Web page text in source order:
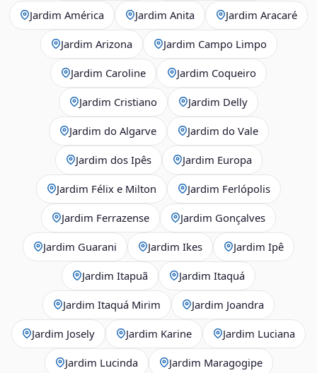
Jardim América Jardim Anita Jardim Aracaré
Jardim Arizona Jardim Campo Limpo
Jardim Caroline Jardim Coqueiro
Jardim Cristiano Jardim Delly
Jardim do Algarve Jardim do Vale
Jardim dos Ipês Jardim Europa
Jardim Félix e Milton Jardim Ferlópolis
Jardim Ferrazense Jardim Gonçalves
Jardim Guarani Jardim Ikes Jardim Ipê
Jardim Itapuã Jardim Itaquá
Jardim Itaquá Mirim Jardim Joandra
Jardim Josely Jardim Karine Jardim Luciana
Jardim Lucinda Jardim Maragogipe